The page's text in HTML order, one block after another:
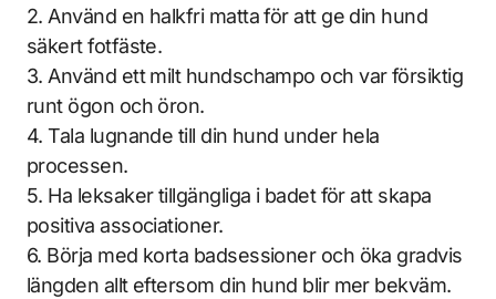
2. Använd en halkfri matta för att ge din hund
säkert fotfäste.
3. Använd ett milt hundschampo och var försiktig
runt ögon och öron.
4. Tala lugnande till din hund under hela
processen.
5. Ha leksaker tillgängliga i badet för att skapa
positiva associationer.
6. Börja med korta badsessioner och öka gradvis
längden allt eftersom din hund blir mer bekväm.